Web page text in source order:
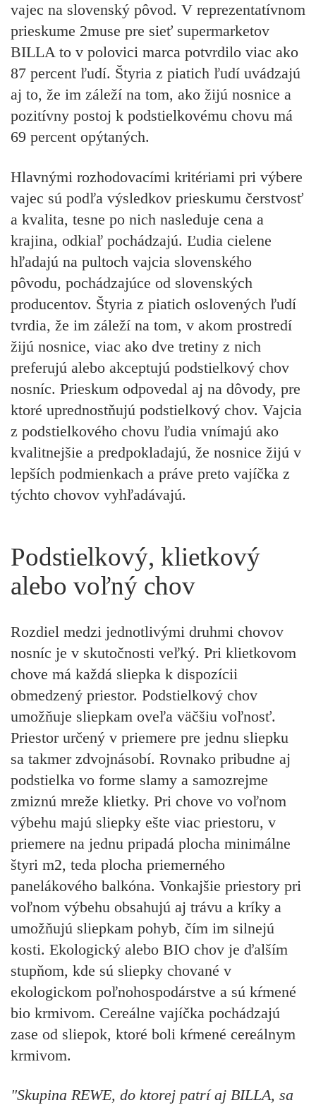
vajec na slovenský pôvod. V reprezentatívnom
prieskume 2muse pre sieť supermarketov
BILLA to v polovici marca potvrdilo viac ako
87 percent ľudí. Štyria z piatich ľudí uvádzajú
aj to, že im záleží na tom, ako žijú nosnice a
pozitívny postoj k podstielkovému chovu má
69 percent opýtaných.
Hlavnými rozhodovacími kritériami pri výbere
vajec sú podľa výsledkov prieskumu čerstvosť
a kvalita, tesne po nich nasleduje cena a
krajina, odkiaľ pochádzajú. Ľudia cielene
hľadajú na pultoch vajcia slovenského
pôvodu, pochádzajúce od slovenských
producentov. Štyria z piatich oslovených ľudí
tvrdia, že im záleží na tom, v akom prostredí
žijú nosnice, viac ako dve tretiny z nich
preferujú alebo akceptujú podstielkový chov
nosníc. Prieskum odpovedal aj na dôvody, pre
ktoré uprednostňujú podstielkový chov. Vajcia
z podstielkového chovu ľudia vnímajú ako
kvalitnejšie a predpokladajú, že nosnice žijú v
lepších podmienkach a práve preto vajíčka z
týchto chovov vyhľadávajú.
Podstielkový, klietkový
alebo voľný chov
Rozdiel medzi jednotlivými druhmi chovov
nosníc je v skutočnosti veľký. Pri klietkovom
chove má každá sliepka k dispozícii
obmedzený priestor. Podstielkový chov
umožňuje sliepkam oveľa väčšiu voľnosť.
Priestor určený v priemere pre jednu sliepku
sa takmer zdvojnásobí. Rovnako pribudne aj
podstielka vo forme slamy a samozrejme
zmiznú mreže klietky. Pri chove vo voľnom
výbehu majú sliepky ešte viac priestoru, v
priemere na jednu pripadá plocha minimálne
štyri m2, teda plocha priemerného
panelákového balkóna. Vonkajšie priestory pri
voľnom výbehu obsahujú aj trávu a kríky a
umožňujú sliepkam pohyb, čím im silnejú
kosti. Ekologický alebo BIO chov je ďalším
stupňom, kde sú sliepky chované v
ekologickom poľnohospodárstve a sú kŕmené
bio krmivom. Cereálne vajíčka pochádzajú
zase od sliepok, ktoré boli kŕmené cereálnym
krmivom.
"Skupina REWE, do ktorej patrí aj BILLA, sa